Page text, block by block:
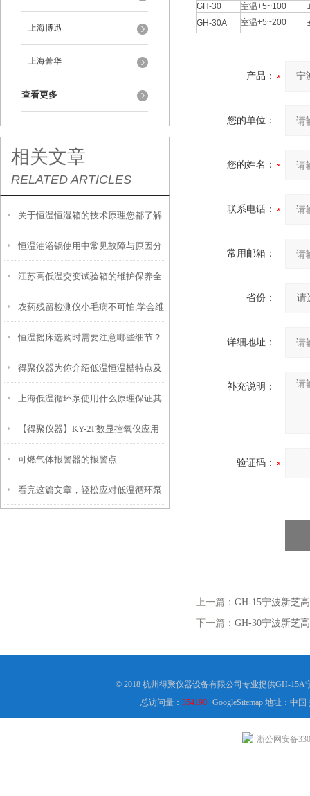
上海博迅
上海菁华
查看更多
相关文章
RELATED ARTICLES
关于恒温恒湿箱的技术原理您都了解
吗？
恒温油浴锅使用中常见故障与原因分
析
江苏高低温交变试验箱的维护保养全
攻略：清洁、校准与系统检查要点
农药残留检测仪小毛病不可怕,学会维
修常识即可
恒温摇床选购时需要注意哪些细节？
得聚仪器为你介绍低温恒温槽特点及
使用注意事项
上海低温循环泵使用什么原理保证其
性能优异？
【得聚仪器】KY-2F数显控氧仪应用
可燃气体报警器的报警点
看完这篇文章，轻松应对低温循环泵
GH-30
室温+5~100
GH-30A
室温+5~200
产品：
您的单位：
您的姓名：
联系电话：
常用邮箱：
省份：
详细地址：
补充说明：
验证码：
上一篇： GH-15宁波新芝
下一篇： GH-30宁波新芝
© 2018 杭州得聚仪器设备有限公司专业提供GH-
总访问量：354190 GoogleSitemap地址：中国
浙公网安备